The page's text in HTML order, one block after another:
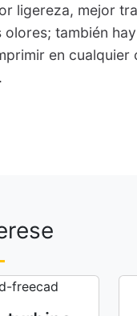
ligereza, mejor
también
en cualquier